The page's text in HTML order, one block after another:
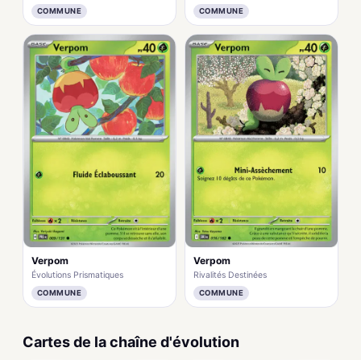
COMMUNE COMMUNE
Verpom
Évolutions Prismatiques
COMMUNE
Verpom
Rivalités Destinées
COMMUNE
Cartes de la chaîne d'évolution